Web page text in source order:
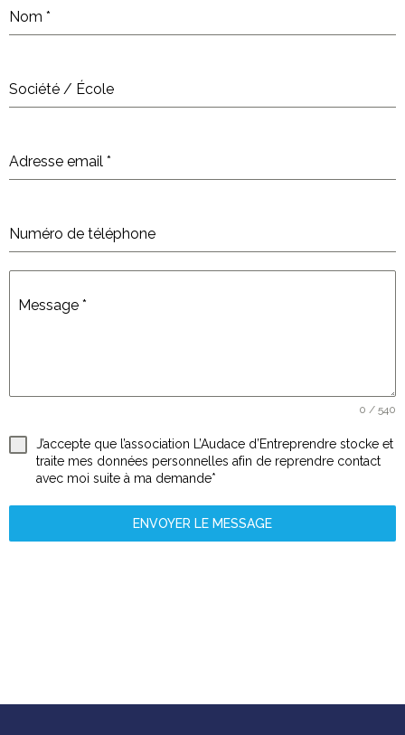
Nom *
Société / École
Adresse email *
Numéro de téléphone
Message *
0 / 540
J’accepte que l’association L’Audace d’Entreprendre stocke et
traite mes données personnelles afin de reprendre contact
avec moi suite à ma demande*
ENVOYER LE MESSAGE